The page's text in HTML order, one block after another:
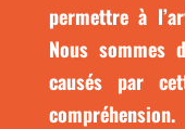
permettre à
Nous sommes
causés par
compréhension.